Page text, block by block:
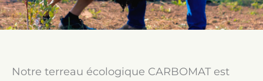
Notre terreau écologique CARBOMAT est